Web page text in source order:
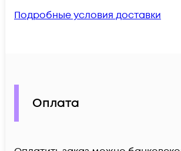
Подробные условия доставки
Оплата